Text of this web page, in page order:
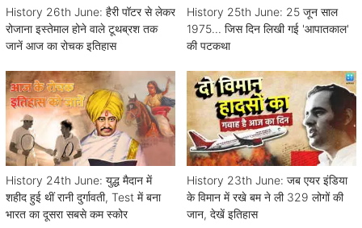
History 26th June: हैरी पॉटर से लेकर
रोजाना इस्तेमाल होने वाले टूथब्रश तक
जानें आज का रोचक इतिहास
History 25th June: 25 जून साल
1975... जिस दिन लिखी गई 'आपातकाल'
की पटकथा
History 24th June: युद्ध मैदान में
शहीद हुई थीं रानी दुर्गावती, Test में बना
भारत का दूसरा सबसे कम स्कोर
History 23th June: जब एयर इंडिया
के विमान में रखे बम ने ली 329 लोगों की
जान, देखें इतिहास